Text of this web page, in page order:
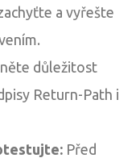
a vyřešte
důležitost
Return-Path i
Před